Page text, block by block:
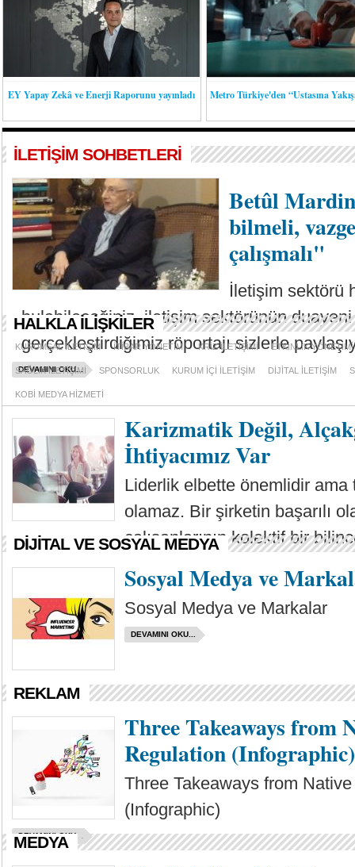
EY Yapay Zekâ ve Enerji Raporunu yayınladı Metro Türkiye'den “Ustasına
İLETİŞİM SOHBETLERİ
Betûl
bilmeli,
çalışmalı"
İletişim sektörü
bulabileceğiniz, iletişim sektörünün
gerçekleştirdiğimiz röportajı sizlerle
DEVAMINI OKU...
HALKLA İLİŞKİLER
KURUMSAL İLETİŞİM İTİBAR YÖNETİMİ KRİZ İLETİŞİMİ ETKİNLİK YÖNETİMİ
SAĞLIK İLETİŞİMİ SPONSORLUK KURUM İÇİ İLETİŞİM DİJİTAL İLETİŞİM
KOBİ MEDYA HİZMETİ
Karizmatik Değil,
İhtiyacımız Var
Liderlik elbette önemlidir ama
olamaz. Bir şirketin başarılı
çalışanlarının kolektif bir
DİJİTAL VE SOSYAL MEDYA
Sosyal Medya ve
Sosyal Medya ve Markalar
DEVAMINI OKU...
REKLAM
Three Takeaways from
Regulation (Infographic)
Three Takeaways from
(Infographic)
DEVAMINI OKU...
MEDYA